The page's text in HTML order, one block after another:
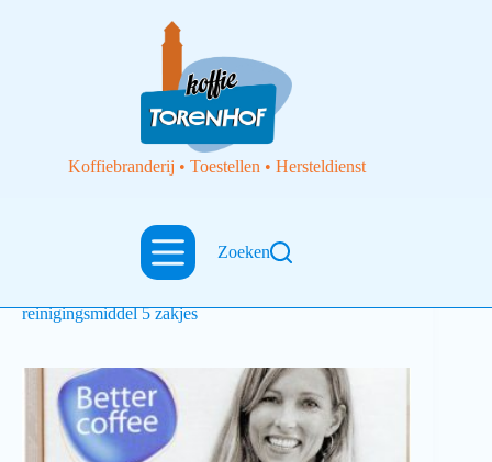
Koffiebranderij • Toestellen • Hersteldienst
Zoeken
Toebehoren
reinigingsmiddel 5 zakjes